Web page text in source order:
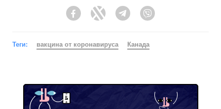
FacebookTwitter Telegram
Теги: вакцина от коронавируса Канада